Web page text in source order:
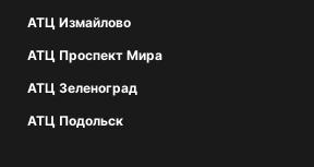
АТЦ Измайлово
АТЦ Проспект Мира
АТЦ Зеленоград
АТЦ Подольск